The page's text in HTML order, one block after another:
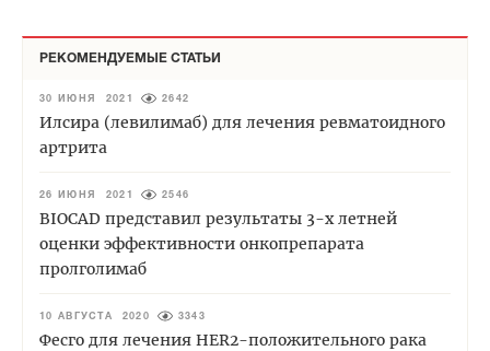
РЕКОМЕНДУЕМЫЕ СТАТЬИ
30 ИЮНЯ 2021 2642
Илсира (левилимаб) для лечения ревматоидного
артрита
26 ИЮНЯ 2021 2546
BIOCAD представил результаты 3-х летней
оценки эффективности онкопрепарата
пролголимаб
10 АВГУСТА 2020 3343
Фесго для лечения HER2-положительного рака